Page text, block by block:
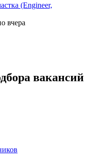
(Engineer,
вчера
вакансий